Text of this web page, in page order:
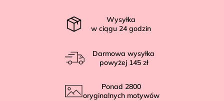
Wysyłka
w ciągu 24 godzin
Darmowa wysyłka
powyżej 145 zł
Ponad 2800
oryginalnych motywów